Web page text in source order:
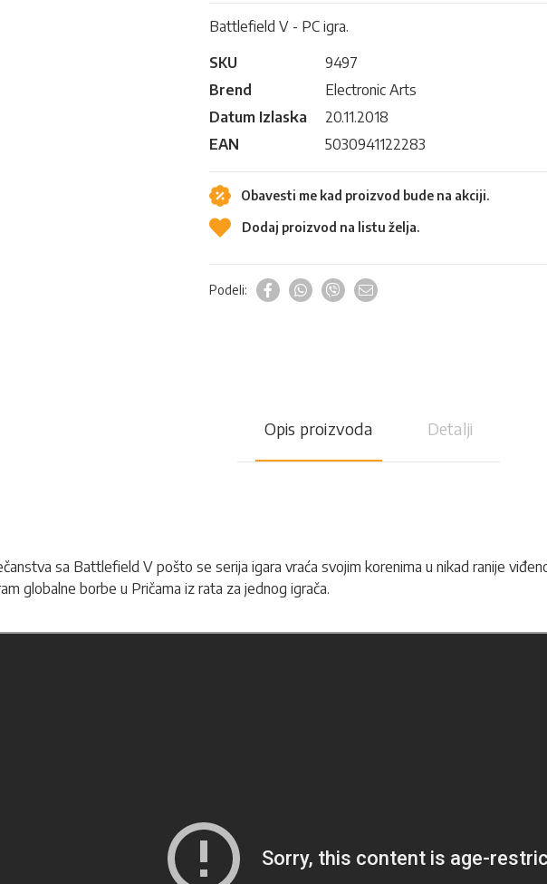
Battlefield V - PC igra.
SKU
9497
Brend
Electronic Arts
Datum Izlaska
20.11.2018
EAN
5030941122283
Obavesti me kad proizvod bude na akciji.
Dodaj proizvod na listu želja.
Podeli:
Opis proizvoda Detalji
sa Battlefield V pošto se serija igara vraća svojim korenima u nikad ranije
globalne borbe u Pričama iz rata za jednog igrača.